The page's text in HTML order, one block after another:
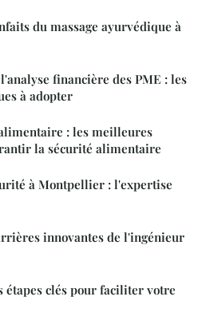
du massage ayurvédique à
financière des PME : les
à adopter
: les meilleures
la sécurité alimentaire
à Montpellier : l'expertise
innovantes de l'ingénieur
étapes clés pour faciliter votre